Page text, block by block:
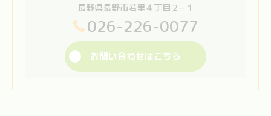
長野県長野市若里４丁目２−１
026-226-0077
お問い合わせはこちら